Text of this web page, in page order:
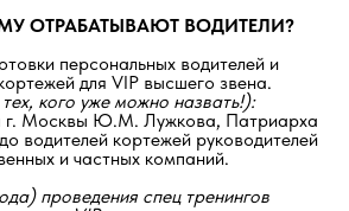
ОТРАБАТЫВАЮТ ВОДИТЕЛИ?
персональных водителей и
для VIP высшего звена.
кого уже можно назвать!):
г. Москвы Ю.М. Лужкова, Патриарха
водителей кортежей руководителей
и частных компаний.
проведения спец тренингов